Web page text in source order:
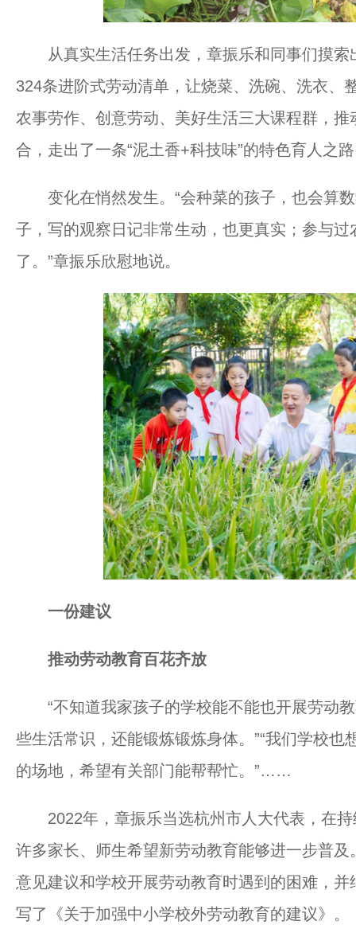
从真实生活任务出发，章振乐和同事们摸索
324条进阶式劳动清单，让烧菜、洗碗、洗衣、
农事劳作、创意劳动、美好生活三大课程群，
合，走出了一条“泥土香+科技味”的特色育人之
变化在悄然发生。“会种菜的孩子，也会算数
子，写的观察日记非常生动，也更真实；参与
了。”章振乐欣慰地说。
一份建议
推动劳动教育百花齐放
“不知道我家孩子的学校能不能也开展劳动教
些生活常识，还能锻炼锻炼身体。”“我们学校
的场地，希望有关部门能帮帮忙。”……
2022年，章振乐当选杭州市人大代表，在持
许多家长、师生希望新劳动教育能够进一步普
意见建议和学校开展劳动教育时遇到的困难，
写了《关于加强中小学校外劳动教育的建议》。